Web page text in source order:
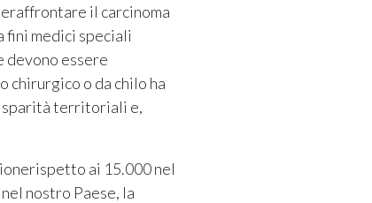
il carcinoma
medici speciali
devono essere
chirurgico o da chilo ha
territoriali e,
ai 15.000 nel
nostro Paese, la